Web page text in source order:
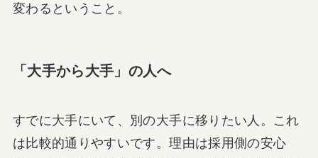
変わるということ。
「大手から大手」の人へ
すでに大手にいて、別の大手に移りたい人。これ
は比較的通りやすいです。理由は採用側の安心